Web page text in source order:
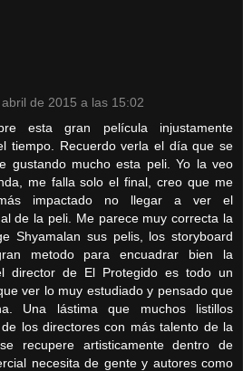
de 2015 a las 15:02
esta gran película injustamente
tiempo. Recuerdo verla el día que se
gustando mucho esta peli. Yo la veo
me falla solo el final, creo que me
impactado no llegar a ver el
de la peli. Me parece muy correcta la
Shyamalan sus pelis, los storyboard
metodo para encuadrar bien la
director de El Protegido es todo un
ver lo muy estudiado y pensado que
Una lástima que muchos listillos
los directores con más talento de la
recupere artisticamente dentro de
necesita de gente y autores como